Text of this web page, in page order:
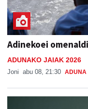
Adinekoei
ADUNAKO JAIAK 2026
Joni abu 08, 21:30 ADUNA